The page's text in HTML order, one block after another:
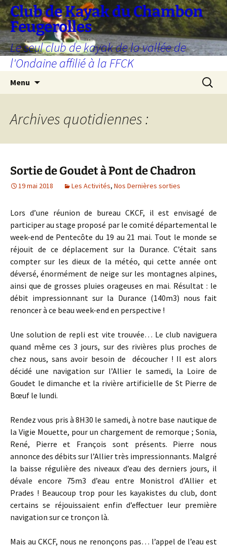
Aller
au
contenu
Club de Kayak du Chambon
Feugerolles
Le seul club de kayak de la vallée de
l'Ondaine affilié à la FFCK
Menu
Archives quotidiennes :
Sortie de Goudet à Pont de Chadron
19 mai 2018 Les Activités, Nos Dernières sorties
Lors d’une réunion de bureau CKCF, il est envisagé de
participer au stage proposé par le comité départemental le
week-end de Pentecôte du 19 au 21 mai. Tout le monde se
réjouit de ce déplacement sur la Durance. C’était sans
compter sur les dieux de la météo, qui cette année ont
déversé, énormément de neige sur les montagnes alpines,
ainsi que de grosses pluies orageuses en mai. Résultat : le
débit impressionnant sur la Durance (140m3) nous fait
renoncer à ce beau week-end en perspective !
Une solution de repli est vite trouvée… Le club naviguera
quand même ces 3 jours, sur des rivières plus proches de
chez nous, sans avoir besoin de découcher ! Il est alors
décidé une navigation sur l’Allier le samedi, la Loire de
Goudet le dimanche et la rivière artificielle de St Pierre de
Bœuf le lundi.
Rendez vous pris à 8H30 le samedi, à notre base nautique de
la Vigie Mouette, pour un chargement de remorque ; Sonia,
René, Pierre et François sont présents. Pierre nous
annonce des débits sur l’Allier très impressionnants. Malgré
la baisse régulière des niveaux d’eau des derniers jours, il
dévale encore 75m3 d’eau entre Monistrol d’Allier et
Prades ! Beaucoup trop pour les kayakistes du club, dont
certains se réjouissaient enfin d’effectuer leur première
navigation sur ce tronçon là.
Mais au CKCF, nous ne renonçons pas… l’appel de l’eau est